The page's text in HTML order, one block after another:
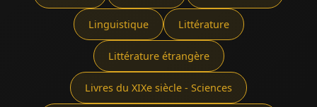
Linguistique Littérature
Littérature étrangère
Livres du XIXe siècle - Sciences